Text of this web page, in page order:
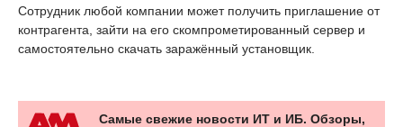
Сотрудник любой компании может получить приглашение от
контрагента, зайти на его скомпрометированный сервер и
самостоятельно скачать заражённый установщик.
Самые свежие новости ИТ и ИБ. Обзоры,